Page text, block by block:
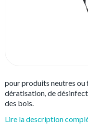
pour produits neutres ou
dératisation, de
des bois.
Lire la description